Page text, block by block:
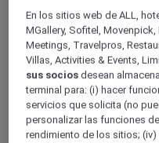
Página de inicio
Guía de viaje
Saborea el mundo
Sabores y tradiciones
En los sitios web de ALL,
MGallery, Sofitel,
Meetings, Travelpros,
Villas, Activities & Events,
sus socios desean
terminal para: (i) hacer
servicios que solicita (no
personalizar las funciones
rendimiento de los sitios;